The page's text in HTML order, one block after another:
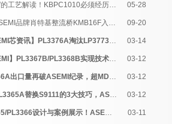
1000V的工艺解读！KBPC1010必须经历的流程 05-28
祝贺ASEMI品牌肖特基整流桥KMB16F入围采购目录 09-20
【ASEMI芯资讯】PL3376A淘汰LP3773CA，起决定作用的竟是她！ 03-14
【ASEMI】PL3367B/PL3368B实现技术逆袭，残忍地与DP2525E拉开差 03-12
PL3366A出口量再破ASEMI纪录，超MD1801获外媒关注，背后的原 03-12
使用PL3365A替换S9111的3大技巧，ASEMI告诉你真相! 03-12
PL3365/PL3366设计与案例展示！ASEMI替换DP2525的两大新方案！ 03-11